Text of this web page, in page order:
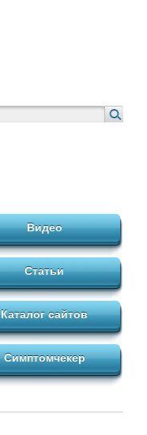
Видео
Статьи
Каталог сайтов
Симптомчекер